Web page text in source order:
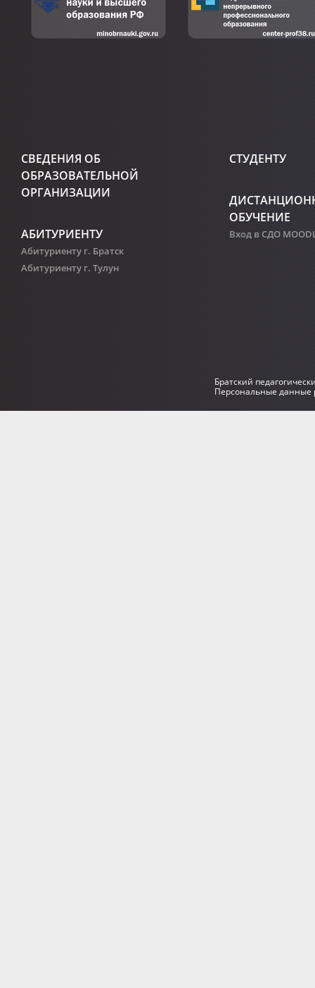
СВЕДЕНИЯ ОБ
ОБРАЗОВАТЕЛЬНОЙ
ОРГАНИЗАЦИИ
АБИТУРИЕНТУ
Абитуриенту г. Братск
Абитуриенту г. Тулун
СТУДЕНТУ
ОБУЧЕНИЕ
Вход в СДО
Братский
Персональные данные